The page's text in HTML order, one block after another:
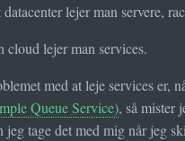
datacenter lejer man servere,
cloud lejer man services.
med at leje services er,
Queue Service), så mister
jeg tage det med mig når jeg